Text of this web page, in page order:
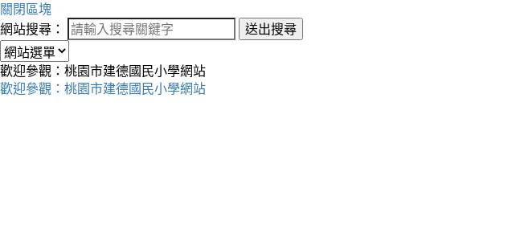
關閉區塊
網站搜尋：
送出搜尋
歡迎參觀：桃園市建德國民小學網站
歡迎參觀：桃園市建德國民小學網站